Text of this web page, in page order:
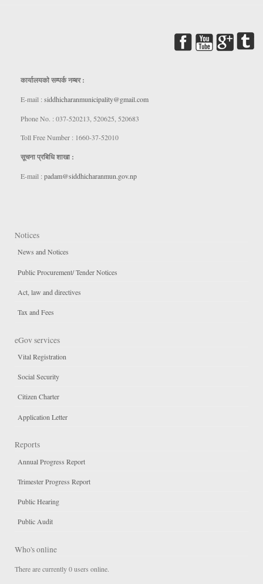
कार्यालयकाे सम्पर्क नम्बर :
E-mail : siddhicharanmunicipality@gmail.com
Phone No. : 037-520213, 520625, 520683
Toll Free Number : 1660-37-52010
सूचना प्रबिधि शाखा :
E-mail : padam@siddhicharanmun.gov.np
Notices
News and Notices
Public Procurement/ Tender Notices
Act, law and directives
Tax and Fees
eGov services
Vital Registration
Social Security
Citizen Charter
Application Letter
Reports
Annual Progress Report
Trimester Progress Report
Public Hearing
Public Audit
Who's online
There are currently 0 users online.